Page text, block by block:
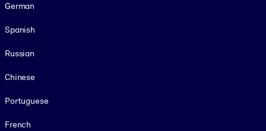
German
Spanish
Russian
Chinese
Portuguese
French